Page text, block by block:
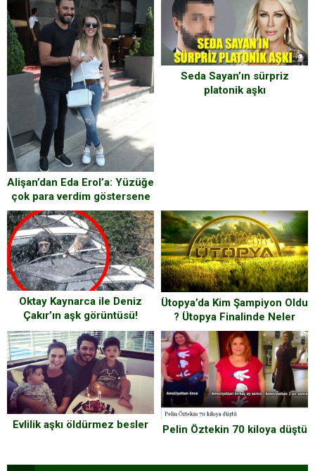
Alişan’dan Eda Erol’a: Yüzüğe
çok para verdim göstersene
Seda Sayan’ın sürpriz
platonik aşkı
Oktay Kaynarca ile Deniz
Çakır’ın aşk görüntüsü!
Ütopya’da Kim Şampiyon Oldu
? Ütopya Finalinde Neler
Oldu.
Evlilik aşkı öldürmez besler Pelin Öztekin 70 kiloya düştü